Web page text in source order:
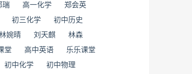
瑞 高一化学 郑会英
初三化学 初中历史
婉晴 刘天麒 林森
堂 高中英语 乐乐课堂
初中化学 初中物理